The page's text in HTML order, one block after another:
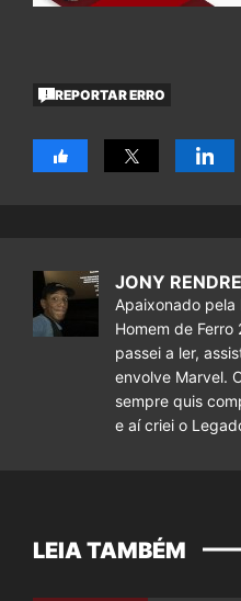
REPORTAR ERRO
JONY
Apaixonado
Homem de Ferro
passei a ler,
envolve Marvel.
sempre quis
e aí criei o
LEIA TAMBÉM